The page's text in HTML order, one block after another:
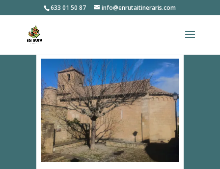
633 01 50 87 info@enrutaitineraris.com